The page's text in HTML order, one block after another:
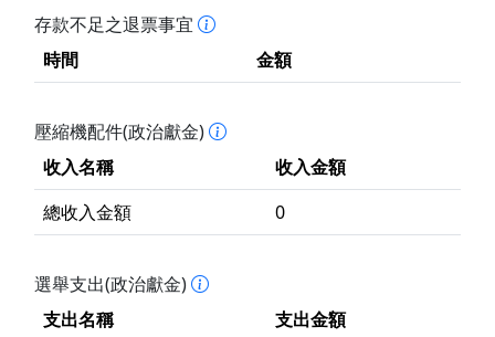
存款不足之退票事宜
時間
金額
壓縮機配件(政治獻金)
收入名稱
收入金額
總收入金額
0
選舉支出(政治獻金)
支出名稱
支出金額